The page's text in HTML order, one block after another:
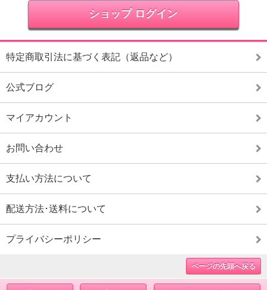
ショップ ログイン
特定商取引法に基づく表記（返品など）
公式ブログ
マイアカウント
お問い合わせ
支払い方法について
配送方法･送料について
プライバシーポリシー
ページの先頭へ戻る